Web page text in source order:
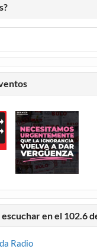
en el 102.6
Radio